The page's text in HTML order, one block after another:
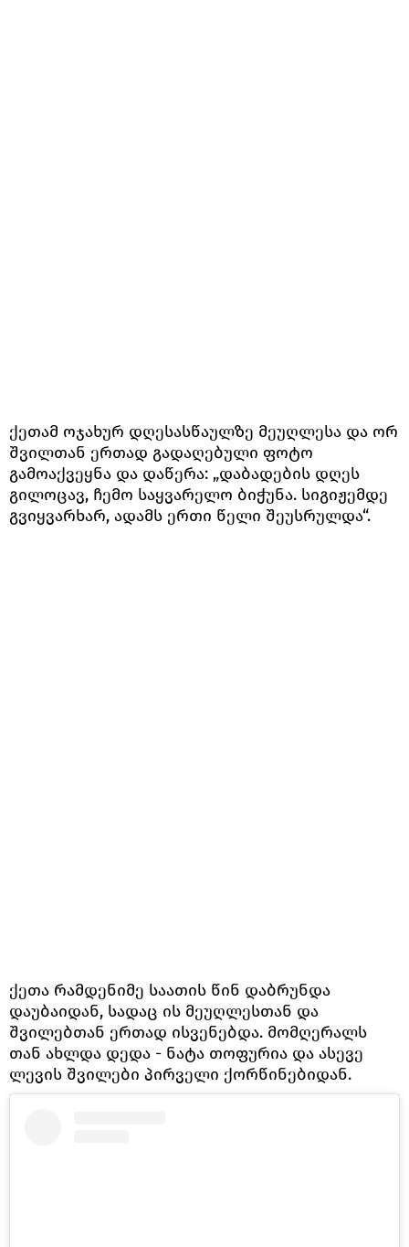
ქეთამ ოჯახურ დღესასწაულზე მეუღლესა და ორ
შვილთან ერთად გადაღებული ფოტო
გამოაქვეყნა და დაწერა: „დაბადების დღეს
გილოცავ, ჩემო საყვარელო ბიჭუნა. სიგიჟემდე
გვიყვარხარ, ადამს ერთი წელი შეუსრულდა“.
ქეთა რამდენიმე საათის წინ დაბრუნდა
დაუბაიდან, სადაც ის მეუღლესთან და
შვილებთან ერთად ისვენებდა. მომღერალს
თან ახლდა დედა - ნატა თოფურია და ასევე
ლევის შვილები პირველი ქორწინებიდან.